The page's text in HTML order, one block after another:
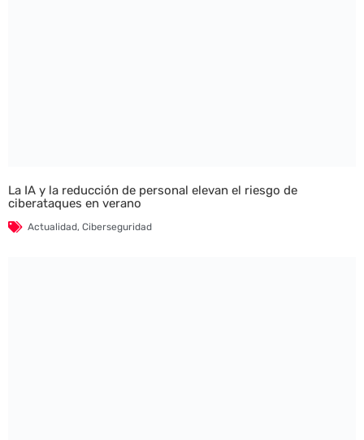
La IA y la reducción de personal elevan el riesgo de
ciberataques en verano
Actualidad, Ciberseguridad